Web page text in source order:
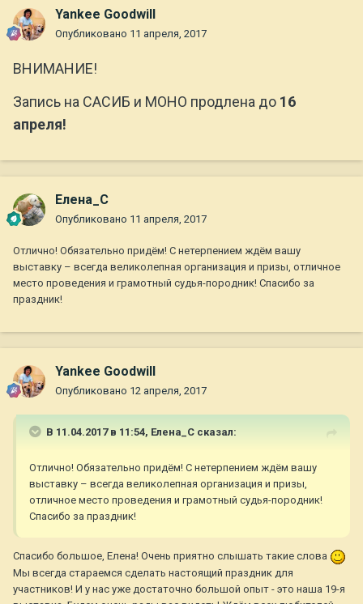
Yankee Goodwill
Опубликовано 11 апреля, 2017
ВНИМАНИЕ!
Запись на САСИБ и МОНО продлена до 16
апреля!
Елена_С
Опубликовано 11 апреля, 2017
Отлично! Обязательно придём! С нетерпением ждём вашу
выставку – всегда великолепная организация и призы, отличное
место проведения и грамотный судья-породник! Спасибо за
праздник!
Yankee Goodwill
Опубликовано 12 апреля, 2017
В 11.04.2017 в 11:54, Елена_С сказал:
Отлично! Обязательно придём! С нетерпением ждём вашу
выставку – всегда великолепная организация и призы,
отличное место проведения и грамотный судья-породник!
Спасибо за праздник!
Спасибо большое, Елена! Очень приятно слышать такие слова
Мы всегда стараемся сделать настоящий праздник для
участников! И у нас уже достаточно большой опыт - это наша 19-я